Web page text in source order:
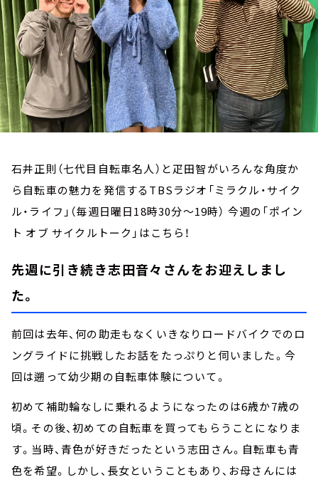
石井正則（七代目自転車名人）と疋田智がいろんな角度か
ら自転車の魅力を発信するTBSラジオ「ミラクル・サイク
ル・ライフ」（毎週日曜日18時30分～19時） 今週の「ポイン
ト オブ サイクルトーク」はこちら！
先週に引き続き志田音々さんをお迎えしまし
た。
前回は去年、何の助走もなくいきなりロードバイクでのロ
ングライドに挑戦したお話をたっぷりと伺いました。今
回は遡って幼少期の自転車体験について。
初めて補助輪なしに乗れるようになったのは6歳か7歳の
頃。その後、初めての自転車を買ってもらうことになりま
す。当時、青色が好きだったという志田さん。自転車も青
色を希望。しかし、長女ということもあり、お母さんには